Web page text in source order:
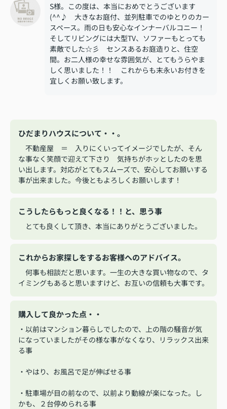
S様。この度は、本当におめでとうございます
(^^♪ 大きなお庭付、並列駐車でのゆとりのカー
スペース。雨の日も安心なインナーバルコニー！
そしてリビングには大型TV、ソファーもとっても
素敵でした☆彡 センスあるお庭造りと、住空
間。お二人様の幸せな雰囲気が、とてもうらやま
しく思いました！！ これからも末永いお付きを
宜しくお願い致します。
ひだまりハウスについて・・。
不動産屋 ＝ 入りにくいってイメージでしたが、そん
な事なく笑顔で迎えて下さり 気持ちがホッとしたのを思
い出します。対応がとてもスムーズで、安心してお願いする
事が出来ました。今後ともよろしくお願いします！
こうしたらもっと良くなる！！と、思う事
とても良くして頂き、本当にありがとうございました。
これからお家探しをするお客様へのアドバイス。
何事も相談だと思います。一生の大きな買い物なので、タ
イミングもあると思いますけど、お互いの信頼も大事です。
購入して良かった点・・
・以前はマンション暮らしでしたので、上の階の騒音が気
になっていましたがその様な事がなくなり、リラックス出来
る事
・やはり、お風呂で足が伸ばせる事
・駐車場が目の前なので、以前より動線が楽になった。し
かも、２台停められる事